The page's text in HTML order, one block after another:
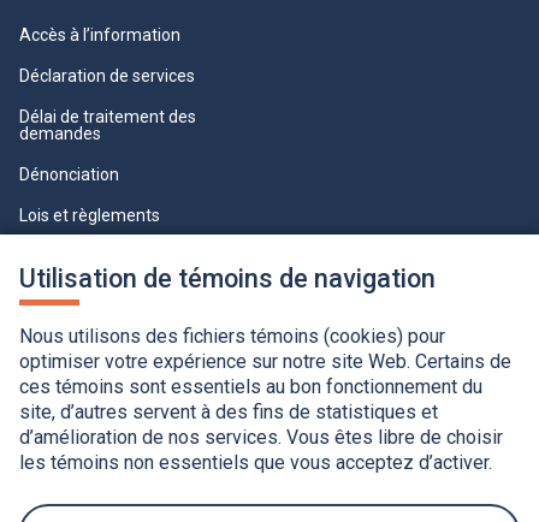
Utilisation de témoins de navigation
Nous utilisons des fichiers témoins (cookies) pour
optimiser votre expérience sur notre site Web. Certains de
ces témoins sont essentiels au bon fonctionnement du
site, d’autres servent à des fins de statistiques et
d’amélioration de nos services. Vous êtes libre de choisir
les témoins non essentiels que vous acceptez d’activer.
Accès à l’information
Déclaration de services
Délai de traitement des
demandes
Dénonciation
Lois et règlements
professionnelle
Accessibilité
Application de la Charte de la langue française
Politique de confidentialité
Québec.ca
Ce